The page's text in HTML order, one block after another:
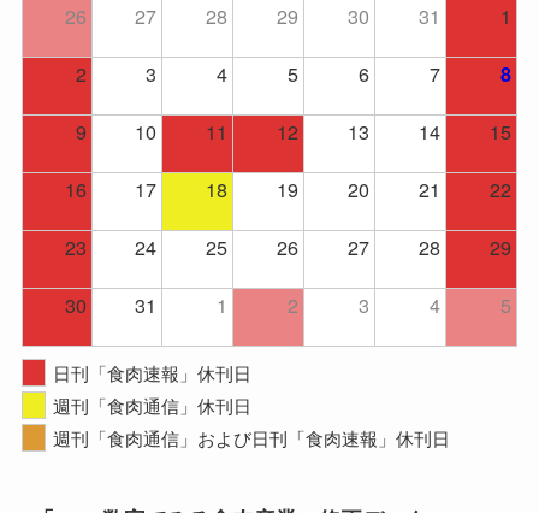
26 27 28 29 30 31
1
2
3 4 5 6 7 8
9 10 11 12 13 14
15
16
17 18 19 20 21
22
23
24 25 26 27 28
29
30
31 1 2 3 4 5
日刊「食肉速報」休刊日
週刊「食肉通信」休刊日
週刊「食肉通信」および日刊「食肉速報」休刊日